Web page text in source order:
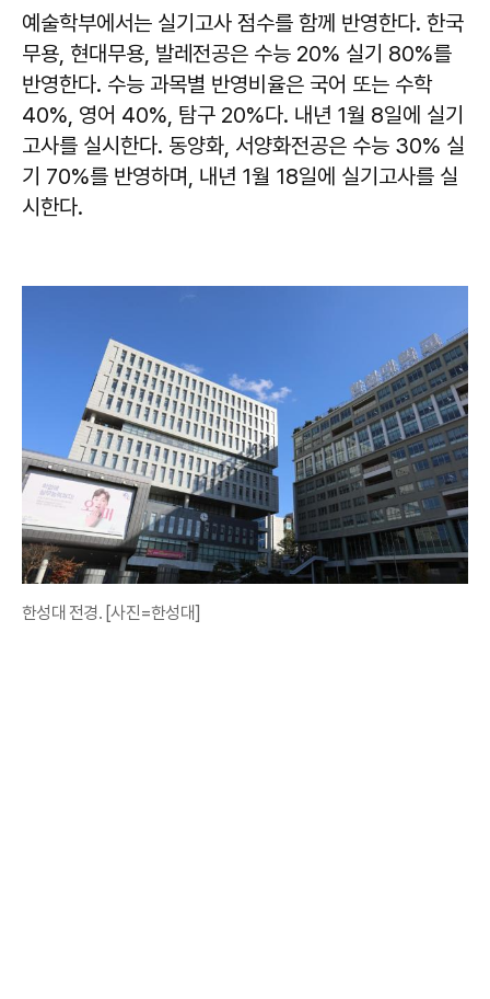
예술학부에서는 실기고사 점수를 함께 반영한다. 한국
무용, 현대무용, 발레전공은 수능 20% 실기 80%를
반영한다. 수능 과목별 반영비율은 국어 또는 수학
40%, 영어 40%, 탐구 20%다. 내년 1월 8일에 실기
고사를 실시한다. 동양화, 서양화전공은 수능 30% 실
기 70%를 반영하며, 내년 1월 18일에 실기고사를 실
시한다.
한성대 전경. [사진=한성대]